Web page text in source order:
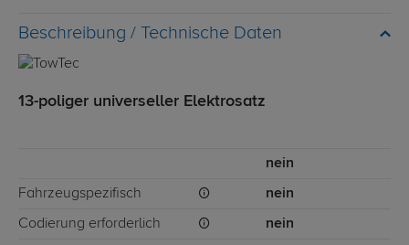
Technische Daten
13-poliger universeller Elektrosatz
nein
Fahrzeugspezifisch nein
Codierung erforderlich nein